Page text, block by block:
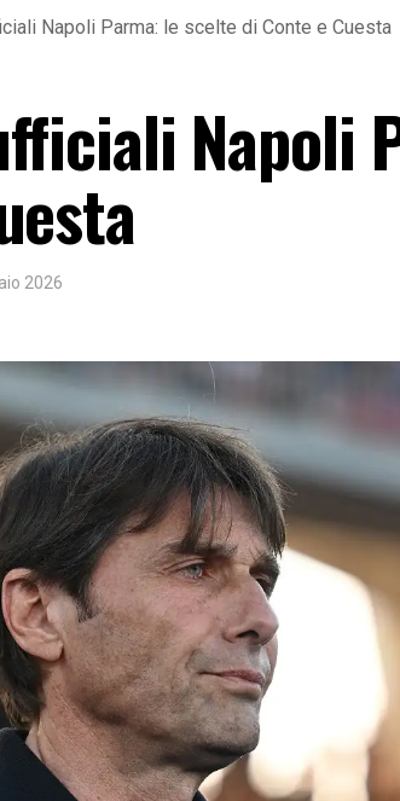
Napoli Parma: le scelte di Conte e Cuesta
Napoli
2026